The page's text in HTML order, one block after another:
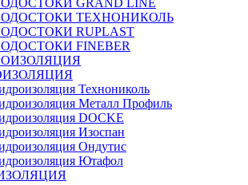
GRAND LINE
ТЕХНОНИКОЛЬ
RUPLAST
FINEBER
Технониколь
Металл Профиль
DOCKE
Изоспан
Ондутис
Ютафол